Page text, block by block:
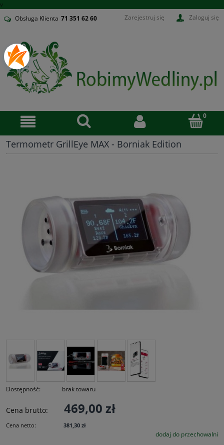
v
Obsługa Klienta 71 351 62 60 Zarejestruj się Zaloguj się
Termometr GrillEye MAX - Borniak Edition
Dostępność: brak towaru
Cena brutto: 469,00 zł
Cena netto: 381,30 zł
dodaj do przechowalni